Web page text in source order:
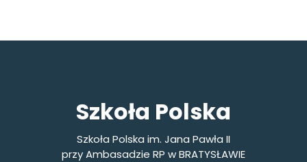
Szkoła Polska
Szkoła Polska im. Jana Pawła II
przy Ambasadzie RP w BRATYSŁAWIE